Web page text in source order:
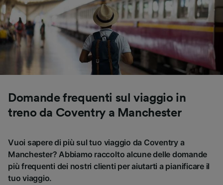
Domande frequenti sul viaggio in
treno da Coventry a Manchester
Vuoi sapere di più sul tuo viaggio da Coventry a
Manchester? Abbiamo raccolto alcune delle domande
più frequenti dei nostri clienti per aiutarti a pianificare il
tuo viaggio.